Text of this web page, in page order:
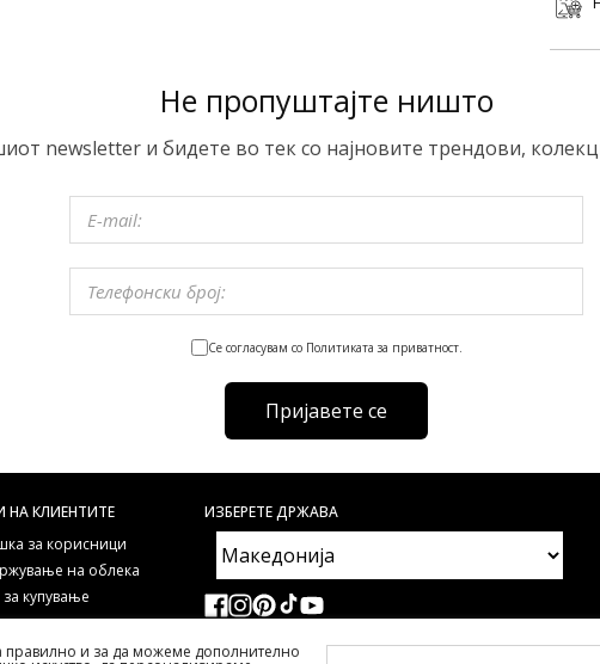
Не пропуштајте ништо
newsletter и бидете во тек со најновите трендови,
Се согласувам со Политиката за приватност.
Пријавете се
НА КЛИЕНТИТЕ
за корисници
на облека
купување
поставувани прашања и
ИЗБЕРЕТЕ ДРЖАВА
и за да можеме дополнително